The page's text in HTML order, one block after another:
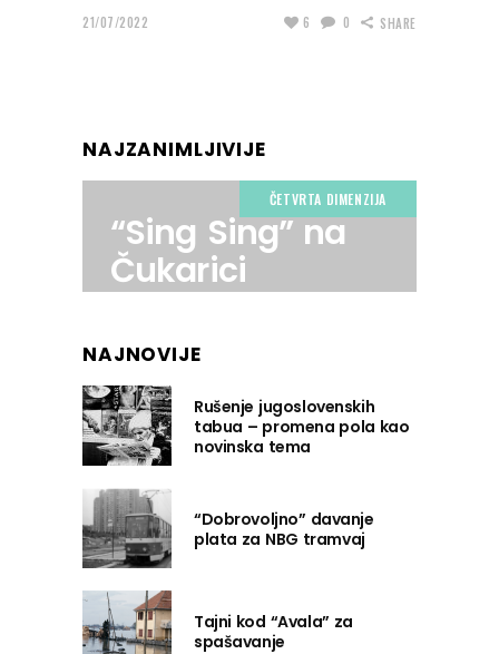
21/07/2022 6 0 SHARE
NAJZANIMLJIVIJE
ČETVRTA DIMENZIJA
“Sing Sing” na
Čukarici
NAJNOVIJE
Rušenje jugoslovenskih
tabua – promena pola kao
novinska tema
“Dobrovoljno” davanje
plata za NBG tramvaj
Tajni kod “Avala” za
spašavanje